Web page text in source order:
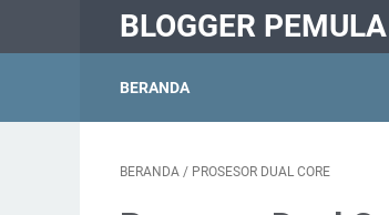
BLOGGER PEMULA
BERANDA
BERANDA / PROSESOR DUAL CORE